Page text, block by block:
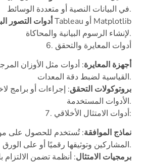
في البيانات النصية أو متعددة الوسائط.
أدوات التصور
لإنشاء الرسوم البيانية والمحاكاة.
6. أدوات المعايرة والتحقق
أجهزة المعايرة: أدوات مثل الأوزان
القياسية لضبط دقة المعدات.
بروتوكولات التحقق: إجراءات أو برامج
الأدوات المستخدمة.
7. أدوات الامتثال الأخلاقي:
نماذج الموافقة: تُستخدم للحصول على
المشاركين وتوثيقها رقميًا أو على الورق.
برمجيات الامتثال: أنظمة تضمن الالتزام